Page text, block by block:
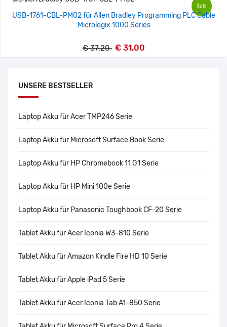
UNSERE BESTSELLER
Laptop Akku für Acer TMP246 Serie
Laptop Akku für Microsoft Surface Book Serie
Laptop Akku für HP Chromebook 11 G1 Serie
Laptop Akku für HP Mini 100e Serie
Laptop Akku für Panasonic Toughbook CF-20 Serie
Tablet Akku für Acer Iconia W3-810 Serie
Tablet Akku für Amazon Kindle Fire HD 10 Serie
Tablet Akku für Apple iPad 5 Serie
Tablet Akku für Acer Iconia Tab A1-850 Serie
Sale
USB-1761-CBL-PM02 für Allen Bradley Programming PLC Cable
Micrologix 1000 Series
€ 37.20 € 31.00